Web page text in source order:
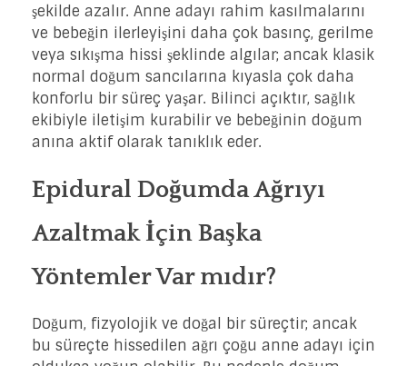
şekilde azalır. Anne adayı rahim kasılmalarını
ve bebeğin ilerleyişini daha çok basınç, gerilme
veya sıkışma hissi şeklinde algılar; ancak klasik
normal doğum sancılarına kıyasla çok daha
konforlu bir süreç yaşar. Bilinci açıktır, sağlık
ekibiyle iletişim kurabilir ve bebeğinin doğum
anına aktif olarak tanıklık eder.
Epidural Doğumda Ağrıyı
Azaltmak İçin Başka
Yöntemler Var mıdır?
Doğum, fizyolojik ve doğal bir süreçtir; ancak
bu süreçte hissedilen ağrı çoğu anne adayı için